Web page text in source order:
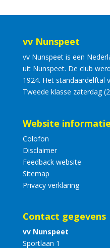
vv Nunspeet
vv Nunspeet is een
uit Nunspeet. De club
1924. Het standaardelftal
Tweede klasse zaterdag
Website informatie
Colofon
Disclaimer
Feedback website
Sitemap
Privacy verklaring
Contact gegevens
vv Nunspeet
Sportlaan 1